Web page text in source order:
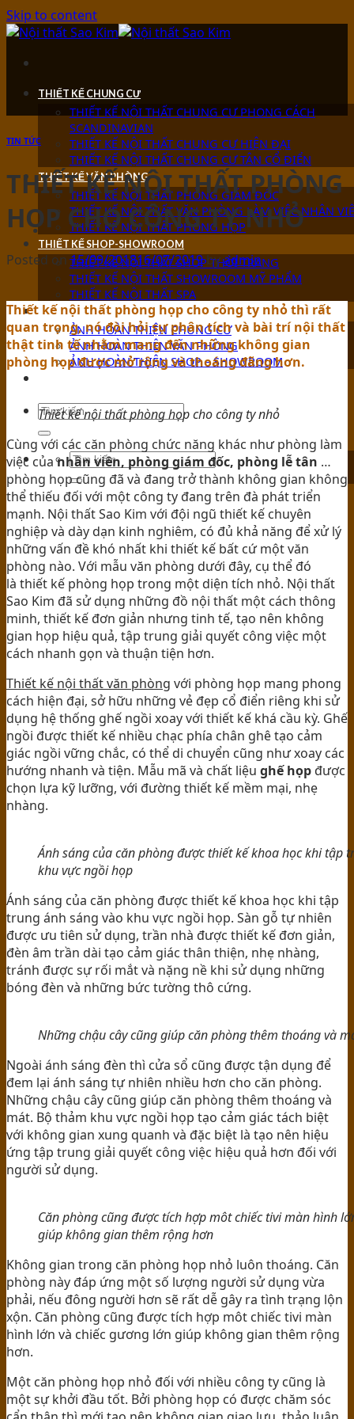
Skip to content
THIẾT KẾ CHUNG CƯ
THIẾT KẾ NỘI THẤT CHUNG CƯ PHONG CÁCH
SCANDINAVIAN
THIẾT KẾ NỘI THẤT CHUNG CƯ HIỆN ĐẠI
THIẾT KẾ NỘI THẤT CHUNG CƯ TÂN CỔ ĐIỂN
THIẾT KẾ VĂN PHÒNG
THIẾT KẾ NỘI THẤT PHÒNG GIÁM ĐỐC
THIẾT KẾ NỘI THẤT VĂN PHÒNG LÀM VIỆC NHÂN
THIẾT KẾ NỘI THẤT PHÒNG HỌP
THIẾT KẾ SHOP-SHOWROOM
THIẾT KẾ NỘI THẤT SHOP THỜI TRANG
THIẾT KẾ NỘI THẤT SHOWROOM MỸ PHẨM
THIẾT KẾ NỘI THẤT SPA
ẢNH HOÀN THIỆN
ẢNH HOÀN THIỆN CHUNG CƯ
ẢNH HOÀN THIỆN VĂN PHÒNG
ẢNH HOÀN THIỆN SHOP – SHOWROOM
TIN TỨC
THIẾT KẾ NỘI THẤT PHÒNG
HỌP CHO CÔNG TY NHỎ
Posted on15/09/201816/07/2019byadmin
Thiết kế nội thất phòng họp cho công ty nhỏ thì rất
quan trọng, nó đòi hỏi sự phân tích và bài trí nội thất
thật tinh tế nhằm mang đến những không gian
phòng họp được mở rộng và thoáng đãng hơn.
Thiết kế nội thất phòng họp cho công ty nhỏ
Cùng với các căn phòng chức năng khác như phòng làm
việc củanhân viên, phòng giám đốc, phòng lễ tân …
phòng họp cũng đã và đang trở thành không gian không
thể thiếu đối với một công ty đang trên đà phát triển
mạnh. Nội thất Sao Kim với đội ngũ thiết kế chuyên
nghiệp và dày dạn kinh nghiêm, có đủ khả năng để xử lý
những vấn đề khó nhất khi thiết kế bất cứ một văn
phòng nào. Với mẫu văn phòng dưới đây, cụ thể đó
là thiết kế phòng họp trong một diện tích nhỏ. Nội thất
Sao Kim đã sử dụng những đồ nội thất một cách thông
minh, thiết kế đơn giản nhưng tinh tế, tạo nên không
gian họp hiệu quả, tập trung giải quyết công việc một
cách nhanh gọn và thuận tiện hơn.
Thiết kế nội thất văn phòng với phòng họp mang phong
cách hiện đại, sở hữu những vẻ đẹp cổ điển riêng khi sử
dụng hệ thống ghế ngồi xoay với thiết kế khá cầu kỳ. Ghế
ngồi được thiết kế nhiều chạc phía chân ghê tạo cảm
giác ngồi vững chắc, có thể di chuyển cũng như xoay các
hướng nhanh và tiện. Mẫu mã và chất liệu ghế họp được
chọn lựa kỹ lưỡng, với đường thiết kế mềm mại, nhẹ
nhàng.
Ánh sáng của căn phòng được thiết kế khoa học khi tập
khu vực ngồi họp
Ánh sáng của căn phòng được thiết kế khoa học khi tập
trung ánh sáng vào khu vực ngồi họp. Sàn gỗ tự nhiên
được ưu tiên sử dụng, trần nhà được thiết kế đơn giản,
đèn âm trần dài tạo cảm giác thân thiện, nhẹ nhàng,
tránh được sự rối mắt và nặng nề khi sử dụng những
bóng đèn và những bức tường thô cứng.
Những chậu cây cũng giúp căn phòng thêm thoáng và
Ngoài ánh sáng đèn thì cửa sổ cũng được tận dụng để
đem lại ánh sáng tự nhiên nhiều hơn cho căn phòng.
Những chậu cây cũng giúp căn phòng thêm thoáng và
mát. Bộ thảm khu vực ngồi họp tạo cảm giác tách biệt
với không gian xung quanh và đặc biệt là tạo nên hiệu
ứng tập trung giải quyết công việc hiệu quả hơn đối với
người sử dụng.
Căn phòng cũng được tích hợp môt chiếc tivi màn hình
giúp không gian thêm rộng hơn
Không gian trong căn phòng họp nhỏ luôn thoáng. Căn
phòng này đáp ứng một số lượng người sử dụng vừa
phải, nếu đông người hơn sẽ rất dễ gây ra tình trạng lộn
xộn. Căn phòng cũng được tích hợp môt chiếc tivi màn
hình lớn và chiếc gương lớn giúp không gian thêm rộng
hơn.
Một căn phòng họp nhỏ đối với nhiều công ty cũng là
một sự khởi đầu tốt. Bởi phòng họp có được chăm sóc